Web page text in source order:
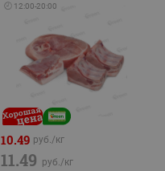
🕘 12:00-20:00
10.49 руб./кг
11.49 руб./кг